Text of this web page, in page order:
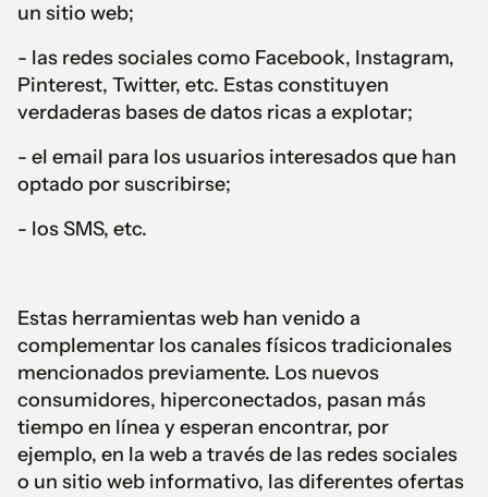
un sitio web;
- las redes sociales como Facebook, Instagram,
Pinterest, Twitter, etc. Estas constituyen
verdaderas bases de datos ricas a explotar;
- el email para los usuarios interesados que han
optado por suscribirse;
- los SMS, etc.
Estas herramientas web han venido a
complementar los canales físicos tradicionales
mencionados previamente. Los nuevos
consumidores, hiperconectados, pasan más
tiempo en línea y esperan encontrar, por
ejemplo, en la web a través de las redes sociales
o un sitio web informativo, las diferentes ofertas